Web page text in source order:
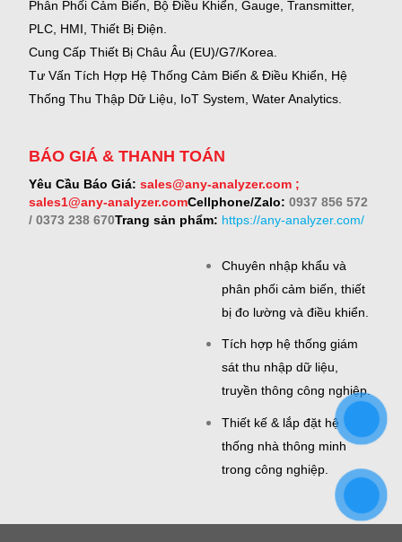
Phân Phối Cảm Biến, Bộ Điều Khiển, Gauge, Transmitter,
PLC, HMI, Thiết Bị Điện.
Cung Cấp Thiết Bị Châu Âu (EU)/G7/Korea.
Tư Vấn Tích Hợp Hệ Thống Cảm Biến & Điều Khiển, Hệ
Thống Thu Thập Dữ Liệu, IoT System, Water Analytics.
BÁO GIÁ & THANH TOÁN
Yêu Cầu Báo Giá: sales@any-analyzer.com ;
sales1@any-analyzer.comCellphone/Zalo: 0937 856 572
/ 0373 238 670Trang sản phẩm: https://any-analyzer.com/
Chuyên nhập khẩu và
phân phối cảm biến, thiết
bị đo lường và điều khiển.
Tích hợp hệ thống giám
sát thu nhập dữ liệu,
truyền thông công nghiệp.
Thiết kế & lắp đặt hệ
thống nhà thông minh
trong công nghiệp.